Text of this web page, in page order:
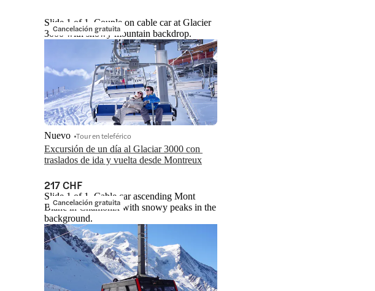
Cancelación gratuita
Slide 1 of 1, Couple on cable car at Glacier
3000 with snowy mountain backdrop.
Excursión de un día al Glaciar 3000 con
traslados de ida y vuelta desde Montreux
Nuevo Tour en teleférico
217 CHF
Cancelación gratuita
Slide 1 of 1, Cable car ascending Mont
Blanc in Chamonix with snowy peaks in the
background.